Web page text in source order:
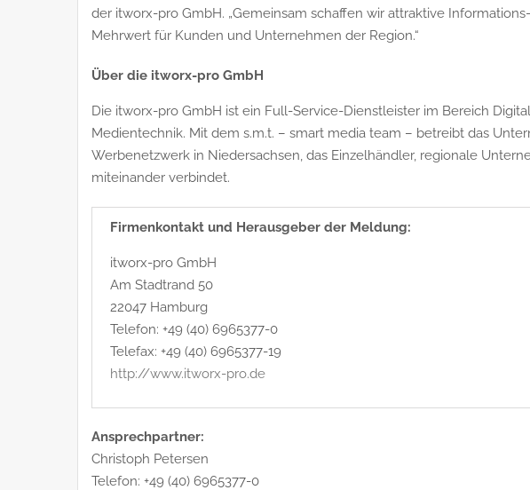
der itworx-pro GmbH. „Gemeinsam schaffen wir attraktive
Mehrwert für Kunden und Unternehmen der Region.“
Über die itworx-pro GmbH
Die itworx-pro GmbH ist ein Full-Service-Dienstleister im Bereich
Medientechnik. Mit dem s.m.t. – smart media team – betreibt das
Werbenetzwerk in Niedersachsen, das Einzelhändler, regionale
miteinander verbindet.
Firmenkontakt und Herausgeber der Meldung:
itworx-pro GmbH
Am Stadtrand 50
22047 Hamburg
Telefon: +49 (40) 6965377-0
Telefax: +49 (40) 6965377-19
http://www.itworx-pro.de
Ansprechpartner:
Christoph Petersen
Telefon: +49 (40) 6965377-0